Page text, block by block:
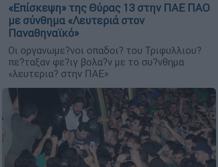
«Επίσκεψη» της Θύρας 13 στην ΠΑΕ ΠΑΟ
με σύνθημα «Λευτεριά στον
Παναθηναϊκό»
Οι οργανωμε?νοι οπαδοι? του Τριφυλλιου?
πε?ταξαν φε?ιγ βολα?ν με το συ?νθημα
«λευτερια? στην ΠΑΕ»